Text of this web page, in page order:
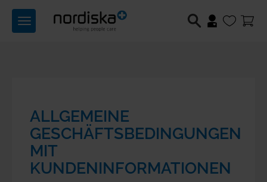
Toggle
navigation
Lichttechnik
Hilfsmittel
ALLGEMEINE
GESCHÄFTSBEDINGUNGEN
MIT
KUNDENINFORMATIONEN